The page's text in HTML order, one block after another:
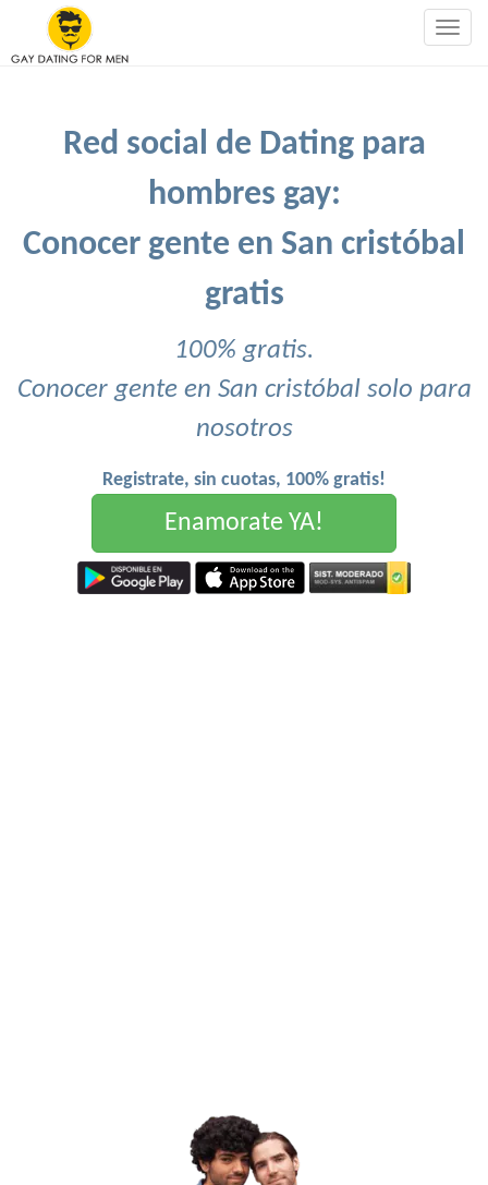
Red social de Dating para
hombres gay:
Conocer gente en San cristóbal
gratis
100% gratis.
Conocer gente en San cristóbal solo para
nosotros
Registrate, sin cuotas, 100% gratis!
Enamorate YA!